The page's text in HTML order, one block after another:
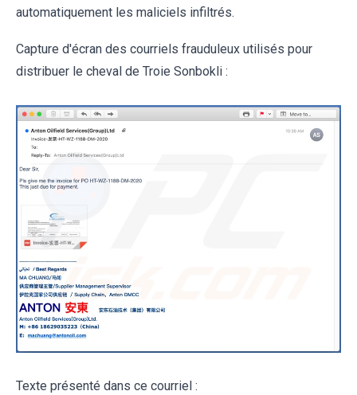
automatiquement les maliciels infiltrés.
Capture d'écran des courriels frauduleux utilisés pour
distribuer le cheval de Troie Sonbokli :
Texte présenté dans ce courriel :